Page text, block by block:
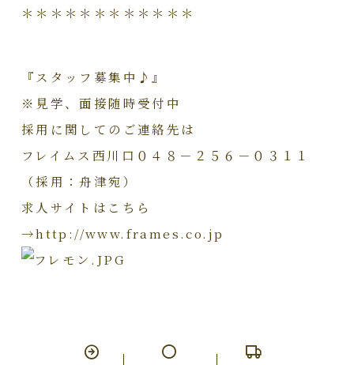
＊＊＊＊＊＊＊＊＊＊＊＊
『スタッフ募集中♪』
※見学、面接随時受付中
採用に関してのご連絡先は
フレイムス西川口０４８－２５６－０３１１
（採用：舟津宛）
求人サイトはこちら
→http://www.frames.co.jp